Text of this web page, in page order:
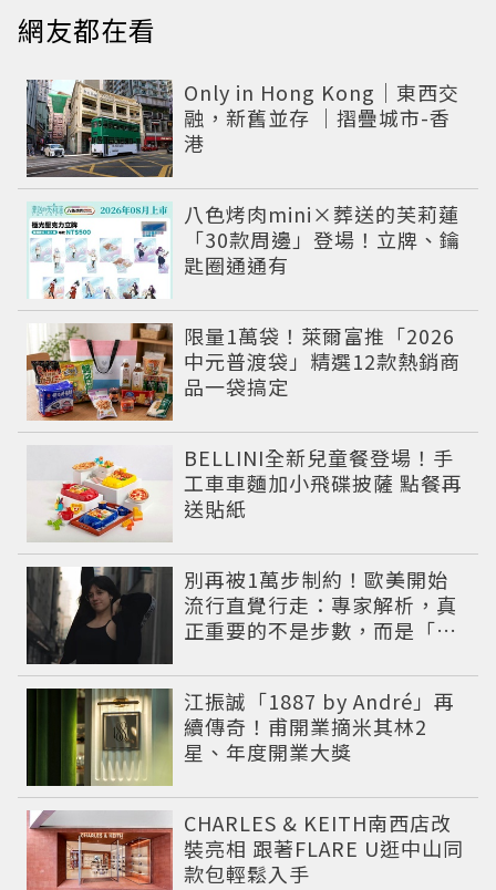
網友都在看
Only in Hong Kong｜東西交
融，新舊並存 ｜摺疊城市-香
港
八色烤肉mini×葬送的芙莉蓮
「30款周邊」登場！立牌、鑰
匙圈通通有
限量1萬袋！萊爾富推「2026
中元普渡袋」精選12款熱銷商
品一袋搞定
BELLINI全新兒童餐登場！手
工車車麵加小飛碟披薩 點餐再
送貼紙
別再被1萬步制約！歐美開始
流行直覺行走：專家解析，真
正重要的不是步數，而是「這
江振誠「1887 by André」再
續傳奇！甫開業摘米其林2
星、年度開業大獎
CHARLES & KEITH南西店改
裝亮相 跟著FLARE U逛中山同
款包輕鬆入手